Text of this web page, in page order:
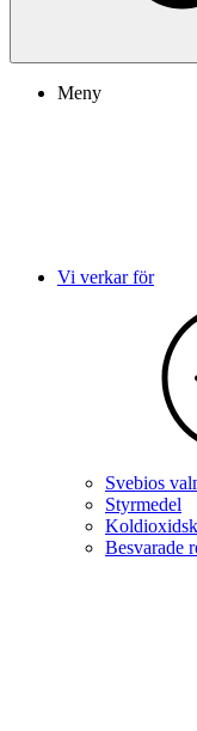
Meny
Vi verkar för
Svebios
Styrmedel
Besvarade